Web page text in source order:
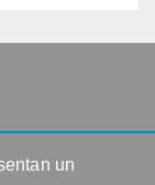
un